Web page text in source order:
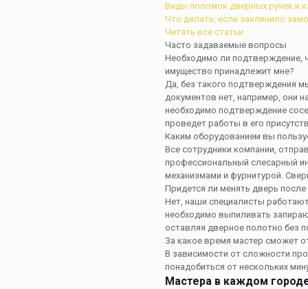
Виды поломок дверных ручек и
Что делать, если заклинило
Читать все статьи
Часто задаваемые вопросы
Необходимо ли подтверждение,
имущество принадлежит мне?
Да, без такого подтверждения
документов нет, например, они
необходимо подтверждение
проведет работы в его
Каким оборудованием вы
Все сотрудники компании,
профессиональный слесарный
механизмами и фурнитурой.
Придется ли менять дверь
Нет, наши специалисты
необходимо выпиливать
оставляя дверное полотно без
За какое время мастер сможет
В зависимости от сложности
понадобиться от нескольких
Мастера в каждом